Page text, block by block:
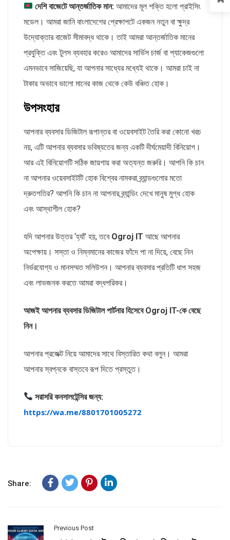
দেশি বাজেটে আন্তর্জাতিক মান: আমাদের মূল শক্তি হলো প্রাইসিং
মডেল। আমরা জানি বাংলাদেশের প্রেক্ষাপটে একজন নতুন বা ক্ষুদ্র
উদ্যোক্তার বাজেট সীমাবদ্ধ থাকে। তাই আমরা আন্তর্জাতিক মানের
প্রযুক্তি এবং টুলস ব্যবহার করেও আমাদের সার্ভিস চার্জ বা প্যাকেজগুলো
এমনভাবে সাজিয়েছি, যা আপনার সাধ্যের মধ্যেই থাকে। আমরা চাই না
টাকার অভাবে ভালো মানের কাজ থেকে কেউ বঞ্চিত হোক।
উপসংহার
আপনার ব্যবসার ডিজিটাল রূপান্তর বা ওয়েবসাইট তৈরি করা কোনো খরচ
নয়, এটি আপনার ব্যবসার ভবিষ্যতের জন্য একটি দীর্ঘমেয়াদী বিনিয়োগ।
আর এই বিনিয়োগটি সঠিক জায়গায় করা অত্যন্ত জরুরি। আপনি কি চান
না আপনার ওয়েবসাইটটি হোক বিশ্বের নামকরা ব্র্যান্ডগুলোর মতো
দ্রুতগতির? আপনি কি চান না আপনার ব্র্যান্ডিং দেখে মানুষ মুগ্ধ হোক
এবং আস্থাশীল হোক?
যদি আপনার উত্তর ‘হ্যাঁ’ হয়, তবে Ogroj IT আছে আপনার
অপেক্ষায়। সস্তা ও নিম্নমানের কাজের ফাঁদে পা না দিয়ে, বেছে নিন
নির্ভরযোগ্য ও মানসম্মত সলিউশন। আপনার ব্যবসার প্রতিটি ধাপ সহজ
এবং লাভজনক করতে আমরা বদ্ধপরিকর।
আজই আপনার ব্যবসার ডিজিটাল পার্টনার হিসেবে Ogroj IT-কে বেছে
নিন।
আপনার প্রজেক্ট নিয়ে আমাদের সাথে বিস্তারিত কথা বলুন। আমরা
আপনার স্বপ্নকে বাস্তবে রূপ দিতে প্রস্তুত।
সরাসরি কনসালটেন্সির জন্য:
https://wa.me/8801701005272
Share:
Previous Post